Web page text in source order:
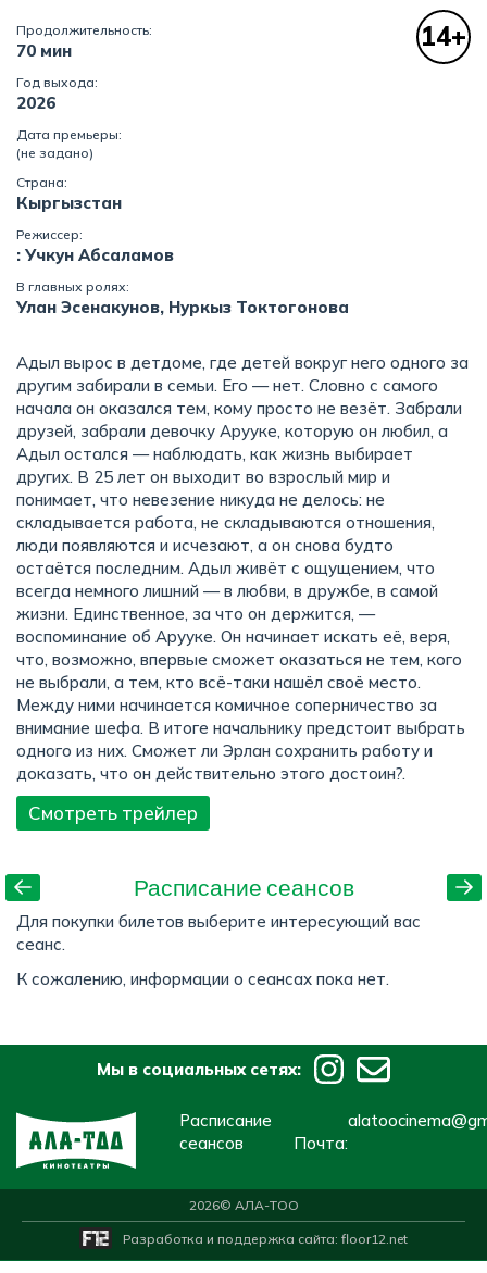
14+
Продолжительность:
70 мин
Год выхода:
2026
Дата премьеры:
(не задано)
Страна:
Кыргызстан
Режиссер:
: Учкун Абсаламов
В главных ролях:
Улан Эсенакунов, Нуркыз Токтогонова
Адыл вырос в детдоме, где детей вокруг него одного за
другим забирали в семьи. Его — нет. Словно с самого
начала он оказался тем, кому просто не везёт. Забрали
друзей, забрали девочку Арууке, которую он любил, а
Адыл остался — наблюдать, как жизнь выбирает
других. В 25 лет он выходит во взрослый мир и
понимает, что невезение никуда не делось: не
складывается работа, не складываются отношения,
люди появляются и исчезают, а он снова будто
остаётся последним. Адыл живёт с ощущением, что
всегда немного лишний — в любви, в дружбе, в самой
жизни. Единственное, за что он держится, —
воспоминание об Арууке. Он начинает искать её, веря,
что, возможно, впервые сможет оказаться не тем, кого
не выбрали, а тем, кто всё-таки нашёл своё место.
Между ними начинается комичное соперничество за
внимание шефа. В итоге начальнику предстоит выбрать
одного из них. Сможет ли Эрлан сохранить работу и
доказать, что он действительно этого достоин?.
Смотреть трейлер
Расписание сеансов
Для покупки билетов выберите интересующий вас
сеанс.
К сожалению, информации о сеансах пока нет.
Мы в социальных сетях:
Расписание
сеансов
Почта:
2026© АЛА-ТОО
Разработка и поддержка сайта: floor12.net